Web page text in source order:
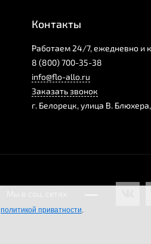
политикой приватности.
Контакты
Работаем 24/7, ежедневно и
8 (800) 700-35-38
info@flo-allo.ru
Заказать звонок
г. Белорецк,улица В. Блюхера,
Мы в соц. сетях